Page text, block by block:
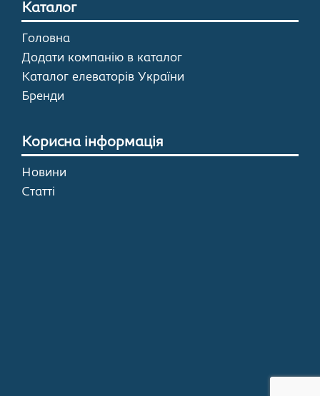
Каталог
Головна
Додати компанію в каталог
Каталог елеваторів України
Бренди
Корисна інформація
Новини
Статті